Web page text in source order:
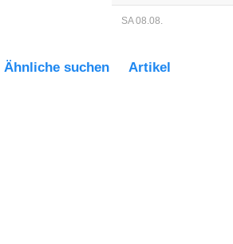
SA 08.08.
Ähnliche suchen Artikel